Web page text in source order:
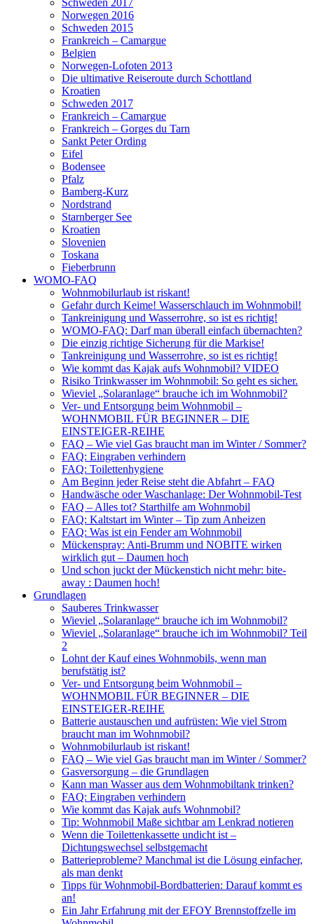
Norwegen 2016
Schweden 2015
Frankreich – Camargue
Belgien
Norwegen-Lofoten 2013
Die ultimative Reiseroute durch Schottland
Kroatien
Schweden 2017
Frankreich – Camargue
Frankreich – Gorges du Tarn
Sankt Peter Ording
Eifel
Bodensee
Pfalz
Bamberg-Kurz
Nordstrand
Starnberger See
Kroatien
Slovenien
Toskana
Fieberbrunn
WOMO-FAQ
Wohnmobilurlaub ist riskant!
Gefahr durch Keime! Wasserschlauch im Wohnmobil!
Tankreinigung und Wasserrohre, so ist es richtig!
WOMO-FAQ: Darf man überall einfach übernachten?
Die einzig richtige Sicherung für die Markise!
Tankreinigung und Wasserrohre, so ist es richtig!
Wie kommt das Kajak aufs Wohnmobil? VIDEO
Risiko Trinkwasser im Wohnmobil: So geht es sicher.
Wieviel „Solaranlage“ brauche ich im Wohnmobil?
Ver- und Entsorgung beim Wohnmobil –
WOHNMOBIL FÜR BEGINNER – DIE
EINSTEIGER-REIHE
FAQ – Wie viel Gas braucht man im Winter / Sommer?
FAQ: Eingraben verhindern
FAQ: Toilettenhygiene
Am Beginn jeder Reise steht die Abfahrt – FAQ
Handwäsche oder Waschanlage: Der Wohnmobil-Test
FAQ – Alles tot? Starthilfe am Wohnmobil
FAQ: Kaltstart im Winter – Tip zum Anheizen
FAQ: Was ist ein Fender am Wohnmobil
Mückenspray: Anti-Brumm und NOBITE wirken
wirklich gut – Daumen hoch
Und schon juckt der Mückenstich nicht mehr: bite-
away : Daumen hoch!
Grundlagen
Sauberes Trinkwasser
Wieviel „Solaranlage“ brauche ich im Wohnmobil?
Wieviel „Solaranlage“ brauche ich im Wohnmobil? Teil
2
Lohnt der Kauf eines Wohnmobils, wenn man
berufstätig ist?
Ver- und Entsorgung beim Wohnmobil –
WOHNMOBIL FÜR BEGINNER – DIE
EINSTEIGER-REIHE
Batterie austauschen und aufrüsten: Wie viel Strom
braucht man im Wohnmobil?
Wohnmobilurlaub ist riskant!
FAQ – Wie viel Gas braucht man im Winter / Sommer?
Gasversorgung – die Grundlagen
Kann man Wasser aus dem Wohnmobiltank trinken?
FAQ: Eingraben verhindern
Wie kommt das Kajak aufs Wohnmobil?
Tip: Wohnmobil Maße sichtbar am Lenkrad notieren
Wenn die Toilettenkassette undicht ist –
Dichtungswechsel selbstgemacht
Batterieprobleme? Manchmal ist die Lösung einfacher,
als man denkt
Tipps für Wohnmobil-Bordbatterien: Darauf kommt es
an!
Ein Jahr Erfahrung mit der EFOY Brennstoffzelle im